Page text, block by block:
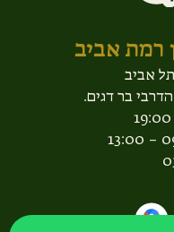
רמת אביב​